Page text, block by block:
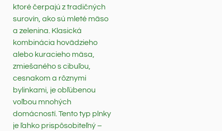
ktoré čerpajú z tradičných
surovín, ako sú mleté mäso
a zelenina. Klasická
kombinácia hovädzieho
alebo kuracieho mäsa,
zmiešaného s cibuľou,
cesnakom a rôznymi
bylinkami, je obľúbenou
voľbou mnohých
domácností. Tento typ plnky
je ľahko prispôsobiteľný –